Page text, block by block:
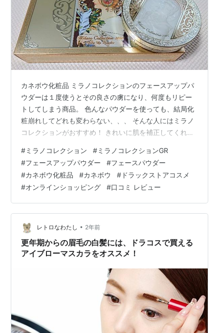
カネボウ化粧品 ミラノコレクションのフェースアップパ
ウダーは１度使うとその良さの虜になり、何度もリピー
トしてしまう商品。 色んなパウダーを使っても、結局化
粧崩れしてどれも変わらない、、、 そんな人にはミラノ
コレクションがおすすめ！ きれいに肌を補正してくれ
れるパウダーです。 色んなパウダーを使ってきた人だか
らこそ、ミラノコレクションの良さを実感するはず！ ・
聞いたことあるけど使ったことない、、 ・値段がお高
め、、 ・何がそんなにいいの？ そんな不安や疑問に口コ
ミの検証を交えながらお答えしていきます。 今回３回目
のリピート、それくらい大好き。 …
#ミラノコレクション #ミラノコレクションGR
#フェースアップパウダー #フェースパウダー
#カネボウ化粧品 #カネボウ # ドラックストアコスメ
#オンラインショッピング​ #口コミ レビュー
レトロなわたし • 2年前
更年期からの眉毛の白髪には、ドラコスで買える
アイブローマスカラをオススメ！